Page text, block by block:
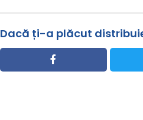
Dacă ți-a plăcut